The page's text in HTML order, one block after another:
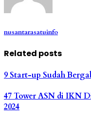
nusantarasatuinfo
Related posts
9 Start-up Sudah
47 Tower ASN di IKN
2024